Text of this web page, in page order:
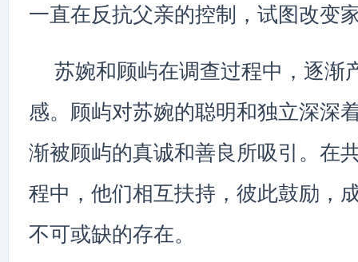
一直在反抗父亲的控制，试图改变
苏婉和顾屿在调查过程中，逐渐
感。顾屿对苏婉的聪明和独立深深
渐被顾屿的真诚和善良所吸引。在
程中，他们相互扶持，彼此鼓励，
不可或缺的存在。